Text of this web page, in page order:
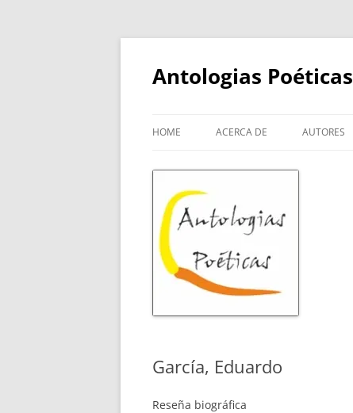
Skip
Antologias Poéticas
HOME ACERCA DE AUTORES
García, Eduardo
Reseña biográfica